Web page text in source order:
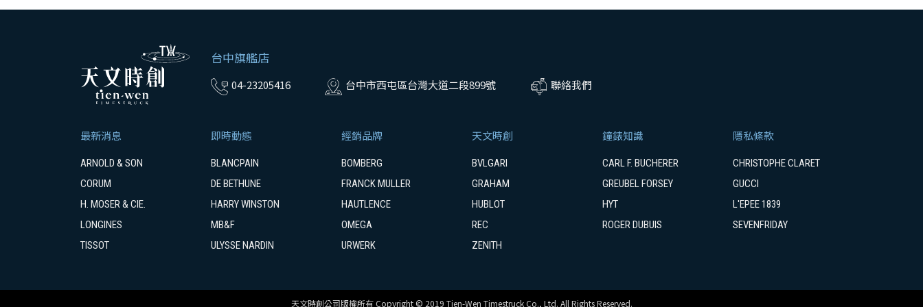
台中旗艦店
04-23205416 台中市西屯區台灣大道二段899號 聯絡我們
最新消息 即時動態 經銷品牌 天文時創 鐘錶知識 隱私條款
ARNOLD & SON BLANCPAIN BOMBERG BVLGARI CARL F. BUCHERER
CHRISTOPHE CLARET
CORUM
DE BETHUNE FRANCK MULLER GRAHAM GREUBEL FORSEY
GUCCI
H. MOSER & CIE.
HARRY WINSTON HAUTLENCE HUBLOT HYT
L'EPEE 1839
LONGINES
MB&F OMEGA REC ROGER DUBUIS
SEVENFRIDAY
TISSOT
ULYSSE NARDIN URWERK ZENITH
天文時創公司版權所有 Copyright © 2019 Tien-Wen Timestruck Co., Ltd. All Rights Reserved.